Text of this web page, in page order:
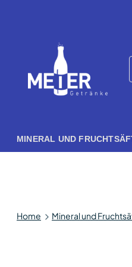
MINERAL UND
Home Mineral und